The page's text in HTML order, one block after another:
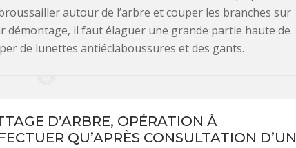
autour de l’arbre et couper les branches sur
démontage, il faut élaguer une grande partie haute de
de lunettes antiéclaboussures et des gants.
D’ARBRE, OPÉRATION À
QU’APRÈS CONSULTATION D’UN